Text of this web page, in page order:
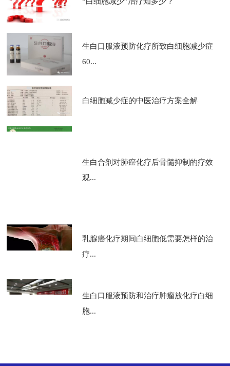
生白口服液预防化疗所致白细胞减少症
60...
白细胞减少症的中医治疗方案全解
生白合剂对肺癌化疗后骨髓抑制的疗效
观...
乳腺癌化疗期间白细胞低需要怎样的治
疗...
生白口服液预防和治疗肿瘤放化疗白细
胞...